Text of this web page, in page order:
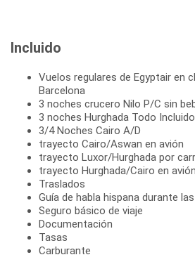
Incluido
Vuelos regulares de Egyptair en
Barcelona
3 noches crucero Nilo P/C sin
3 noches Hurghada Todo Incluido
3/4 Noches Cairo A/D
trayecto Cairo/Aswan en avión
trayecto Luxor/Hurghada por
trayecto Hurghada/Cairo en avión
Traslados
Guía de habla hispana durante
Seguro básico de viaje
Documentación
Tasas
Carburante